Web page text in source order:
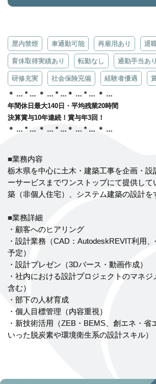
屋内禁煙 車通勤可能 再雇用あり 退
育休取得実績あり 転勤なし 通勤手当あり
研修充実 社会保険完備 経験者優遇
＊ … * … ＊ … * …＊ … * … ＊ …
年間休日最大140日・平均残業20時間
決算賞与10年連続！賞与年3回！
＊ … * … ＊ … * …＊ … * … ＊ …
■業務内容
栃木県を中心に土木・建築工事を企画・設
ーサービスまでワンストップにて提供して
築（非個人住宅）、システム建築の設計を
■業務詳細
・顧客へのヒアリング
・設計業務（CAD：AutodeskREVIT利用
予定）
・設計プレゼン（3Dパース・動画作成）
・社内における設計プロジェクトのマネ
含む）
・部下の人材育成
・個人目標管理（内容重視）
・新技術活用（ZEB・BEMS、創エネ・省
いった脱炭素や環境衛生系の設計スキル）